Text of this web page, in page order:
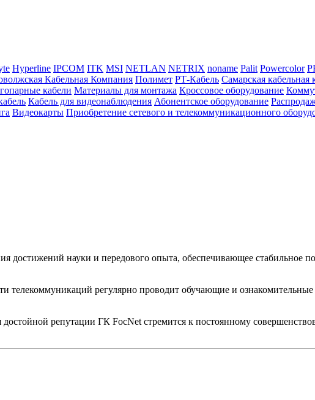
Hyperline IPCOM ITK MSI NETLAN NETRIX noname Palit Powercolor
Кабельная Компания Полимет РТ-Кабель Самарская кабельная
кабели Материалы для монтажа Кроссовое оборудование
Кабель для видеонаблюдения Абонентское оборудование
Видеокарты Приобретение сетевого и телекоммуникационного
достижений науки и передового опыта, обеспечивающее
телекоммуникаций регулярно проводит обучающие и
репутации ГК FocNet стремится к постоянному